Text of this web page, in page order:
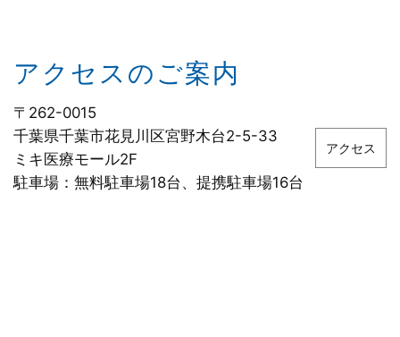
アクセスのご案内
〒262-0015
千葉県千葉市花見川区宮野木台2-5-33
ミキ医療モール2F
駐車場：無料駐車場18台、提携駐車場16台
アクセス